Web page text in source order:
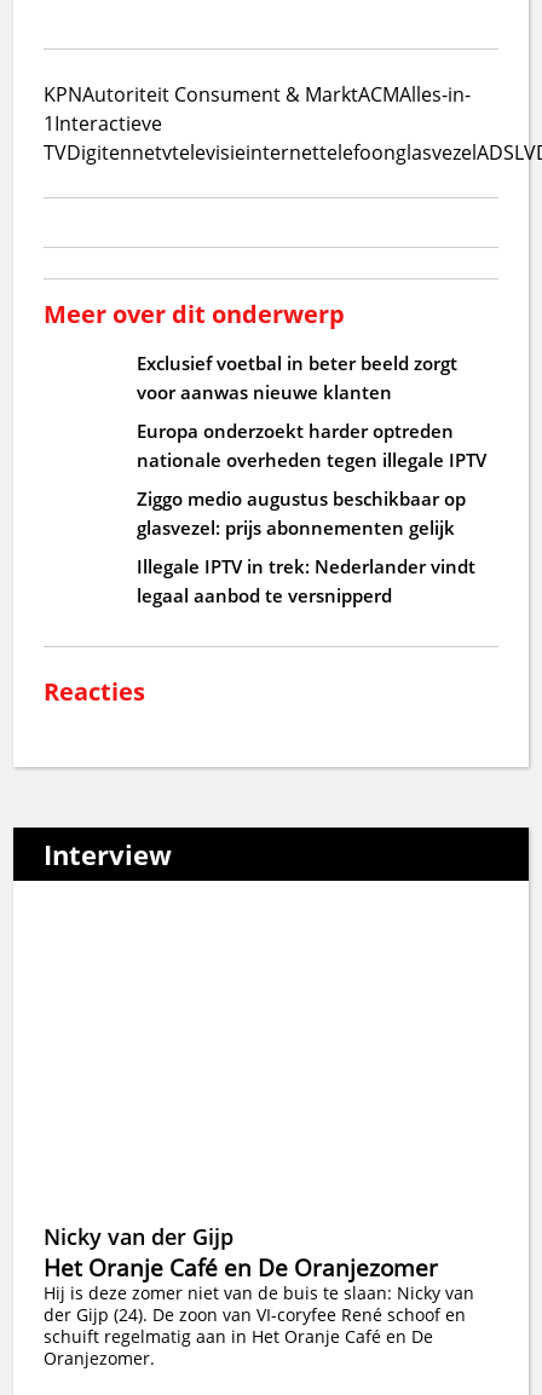
KPNAutoriteit Consument & MarktACMAlles-in-
1Interactieve
TVDigitennetvtelevisieinternettelefoonglasvezelADSL
Meer over dit onderwerp
Exclusief voetbal in beter beeld zorgt
voor aanwas nieuwe klanten
Europa onderzoekt harder optreden
nationale overheden tegen illegale IPTV
Ziggo medio augustus beschikbaar op
glasvezel: prijs abonnementen gelijk
Illegale IPTV in trek: Nederlander vindt
legaal aanbod te versnipperd
Reacties
Interview
Nicky van der Gijp
Het Oranje Café en De Oranjezomer
Hij is deze zomer niet van de buis te slaan: Nicky van
der Gijp (24). De zoon van VI-coryfee René schoof en
schuift regelmatig aan in Het Oranje Café en De
Oranjezomer.